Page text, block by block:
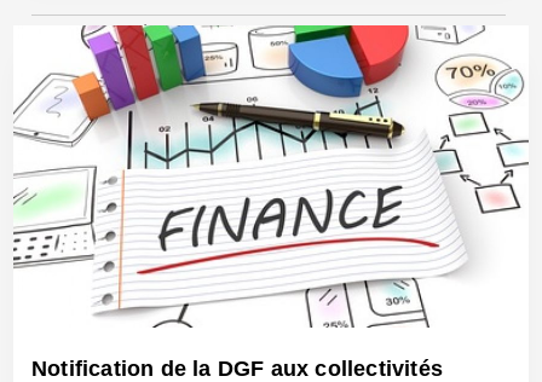
23 Mai 2018 - Réf: CW25431
Notification de la DGF aux collectivités